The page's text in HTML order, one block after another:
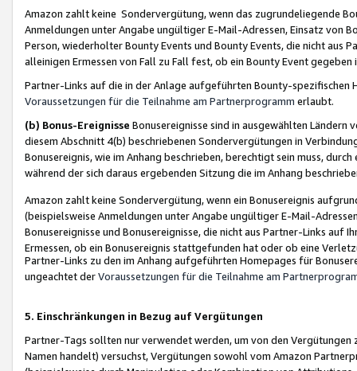
Amazon zahlt keine Sondervergütung, wenn das zugrundeliegende
Anmeldungen unter Angabe ungültiger E-Mail-Adressen, Einsatz von
Person, wiederholter Bounty Events und Bounty Events, die nicht
alleinigen Ermessen von Fall zu Fall fest, ob ein Bounty Event
Partner-Links auf die in der Anlage aufgeführten Bounty-spezifischen
Voraussetzungen für die Teilnahme am Partnerprogramm erlaubt.
(b) Bonus-Ereignisse Bonusereignisse sind in ausgewählten Ländern
diesem Abschnitt 4(b) beschriebenen Sondervergütungen in
Bonusereignis, wie im Anhang beschrieben, berechtigt sein muss,
während der sich daraus ergebenden Sitzung die im Anhang
Amazon zahlt keine Sondervergütung, wenn ein Bonusereignis
(beispielsweise Anmeldungen unter Angabe ungültiger E-Mail-
Bonusereignisse und Bonusereignisse, die nicht aus Partner-Links auf
Ermessen, ob ein Bonusereignis stattgefunden hat oder ob eine
Partner-Links zu den im Anhang aufgeführten Homepages für
ungeachtet derVoraussetzungen für die Teilnahme am
5. Einschränkungen in Bezug auf Vergütungen
Partner-Tags sollten nur verwendet werden, um von den
Namen handelt) versuchst, Vergütungen sowohl vom Amazon